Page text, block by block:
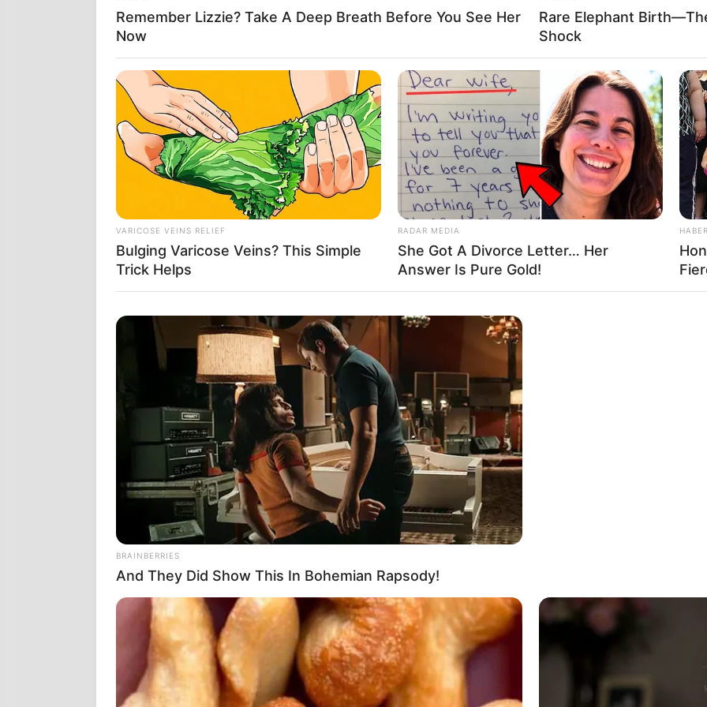
Ο ΜΠΆΙΝΤΕΝ ΑΠΑΝΤΩΝΤΑΣ ΣΕ ΕΡΩΤΗΣΗ ΔΗΜΟΣΙΟΓΡΑΦΟΥ
ΒΡΊΣΚΟΥΝ ΠΛΈΟΝ ΙΚΑΝΌ ΕΙΠΕ: «ΔΕΝ ΈΧΩ ΔΕΙ ΑΥΤΉΝ ΤΗ
ΚΑΙ ΜΕΤΑ ΓΕΛΑΣΕ.
ΔΕΝ ΣΑΣ ΘΕΩΡΕΊ ΠΛΈΟΝ ΙΚΑΝΌ, ΕΣΤΙΑΣΜΈΝΟ Ή ΑΠΟΤΕΛΕΣΜΑΤΙΚΌ ΣΤΗ
ΑΝΕΦΕΡΕ Ο ΔΗΜΟΣΙΟΓΡΑΦΟΣ.
ΚΑΤΆ ΤΗ ΔΙΆΡΚΕΙΑ ΤΩΝ ΕΡΩΤΗΣΕΩΝ, ΜΕΤΆ ΤΗΝ ΟΜΙΛΊΑ ΤΟΥ ΠΡΟΈΔΡΟΥ JOE
ΑΜΕΡΙΚΑΝΙΚΟ ΕΘΝΟΣ, ΣΧΕΤΙΚΆ ΜΕ ΤΙΣ ΠΡΟΣΠΆΘΕΙΕΣ ΕΚΚΈΝΩΣΗΣ ΤΟΥ
ΔΗΜΟΣΙΟΓΡΆΦΟΣ ΡΏΤΗΣΕ ΤΟΝ BIDEN ΓΙΑ ΜΙΑ
ΕΔΕΙΞΕ
ΌΤΙ ΟΙ ΑΜΕΡΙΚΑΝΟΊ ΠΙΣΤΕΎΟΥΝ ΌΤΙ Ο BIDEN ΔΕΝ ΕΊΝΑΙ ΠΛΈΟΝ
ΘΈΣΗ ΤΟΥ ΠΡΟΈΔΡΟΥ. “Η ΠΛΕΙΟΨΗΦΊΑ ΤΩΝ ΑΜΕΡΙΚΑΝΏΝ- ΚΑΙ ΣΥΓΧΩΡΈΣΤΕ ΜΕ,
ΑΠΛΏΣ Ο ΑΓΓΕΛΙΟΦΌΡΟΣ- ΔΕΝ ΣΑΣ ΘΕΩΡΕΊ ΠΛΈΟΝ ΙΚΑΝΌ, ΕΣΤΙΑΣΜΈΝΟ Ή
ΑΠΟΤΕΛΕΣΜΑΤΙΚΌ ΣΤΗ ΔΟΥΛΕΙΆ ΣΑΣ”.
«ΔΕΝ ΈΧΩ ΔΕΙ ΕΚΕΊΝΗ ΤΗ ΔΗΜΟΣΚΌΠΗΣΗ», ΕΊΠΕ Ο ΜΠΆΙΝΤΕΝ, ΠΡΙΝ ΓΕΛΆΣΕΙ.
Remember Lizzie? Take A Deep Breath Before You See Her
Now
Rare Elephant
Shock
VARICOSE VEINS RELIEF
Bulging Varicose Veins? This Simple
Trick Helps
RADAR MEDIA
She Got A Divorce Letter… Her
Answer Is Pure Gold!
BRAINBERRIES
And They Did Show This In Bohemian Rapsody!